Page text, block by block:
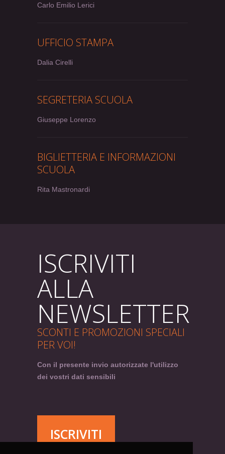
Carlo Emilio Lerici
UFFICIO STAMPA
Dalia Cirelli
SEGRETERIA SCUOLA
Giuseppe Lorenzo
BIGLIETTERIA E INFORMAZIONI
SCUOLA
Rita Mastronardi
ISCRIVITI
ALLA
NEWSLETTER
SCONTI E PROMOZIONI SPECIALI
PER VOI!
Con il presente invio autorizzate l'utilizzo
dei vostri dati sensibili
ISCRIVITI